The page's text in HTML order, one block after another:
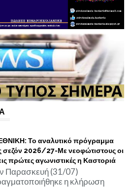
Το αναλυτικό πρόγραμμα
σεζόν 2026/27-Με νεοφώτιστους οι
πρώτες αγωνιστικές η Καστοριά
Παρασκευή (31/07)
η κλήρωση